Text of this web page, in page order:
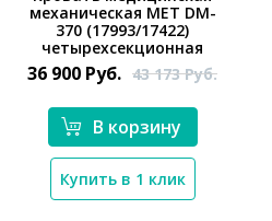
*}
механическая MET DM-
370 (17993/17422)
четырехсекционная
36 900 Руб. 43 173Руб.
В корзину
Купить в 1 клик